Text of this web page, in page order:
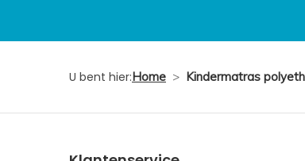
U bent hier:Home > Kindermatras